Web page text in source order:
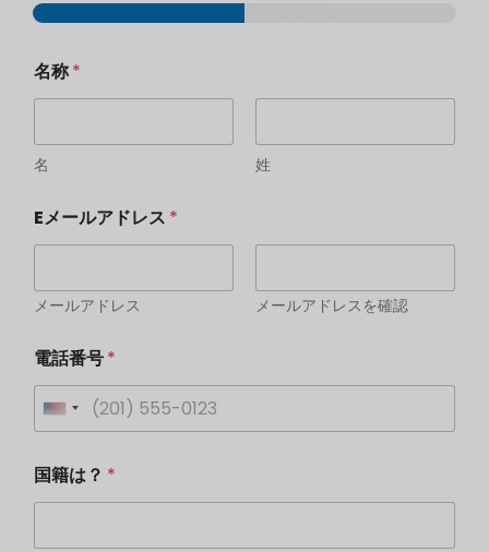
名称*
名 姓
Eメールアドレス *
メールアドレス メールアドレスを確認
電話番号*
U
i
t
*
*
国籍は？ *